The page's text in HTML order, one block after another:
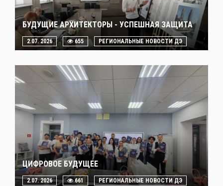
БУДУЩИЕ АРХИТЕКТОРЫ - УСПЕШНАЯ ЗАЩИТА
2.07. 2026 655 РЕГИОНАЛЬНЫЕ НОВОСТИ ДЭ
ЦИФРОВОЕ БУДУЩЕЕ
2.07. 2026 661 РЕГИОНАЛЬНЫЕ НОВОСТИ ДЭ